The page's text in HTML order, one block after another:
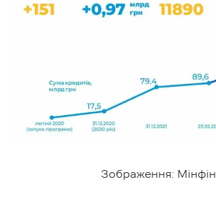
Зображення: Мінфін